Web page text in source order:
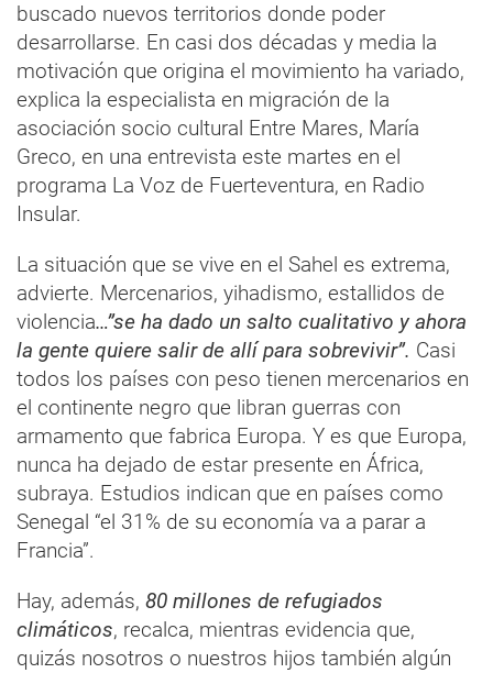
buscado nuevos territorios donde poder
desarrollarse. En casi dos décadas y media la
motivación que origina el movimiento ha variado,
explica la especialista en migración de la
asociación socio cultural Entre Mares, María
Greco, en una entrevista este martes en el
programa La Voz de Fuerteventura, en Radio
Insular.
La situación que se vive en el Sahel es extrema,
advierte. Mercenarios, yihadismo, estallidos de
violencia…”se ha dado un salto cualitativo y ahora
la gente quiere salir de allí para sobrevivir”. Casi
todos los países con peso tienen mercenarios en
el continente negro que libran guerras con
armamento que fabrica Europa. Y es que Europa,
nunca ha dejado de estar presente en África,
subraya. Estudios indican que en países como
Senegal “el 31% de su economía va a parar a
Francia”.
Hay, además, 80 millones de refugiados
climáticos, recalca, mientras evidencia que,
quizás nosotros o nuestros hijos también algún